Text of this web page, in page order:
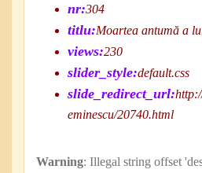
nr:304
titlu:Moartea antumă a
views:230
slider_style:default.css
slide_redirect_url:
eminescu/20740.html
Warning: Illegal string offset